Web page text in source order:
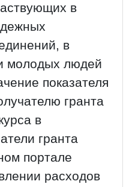
в
в
молодых людей
показателя
гранта
в
гранта
портале
расходов